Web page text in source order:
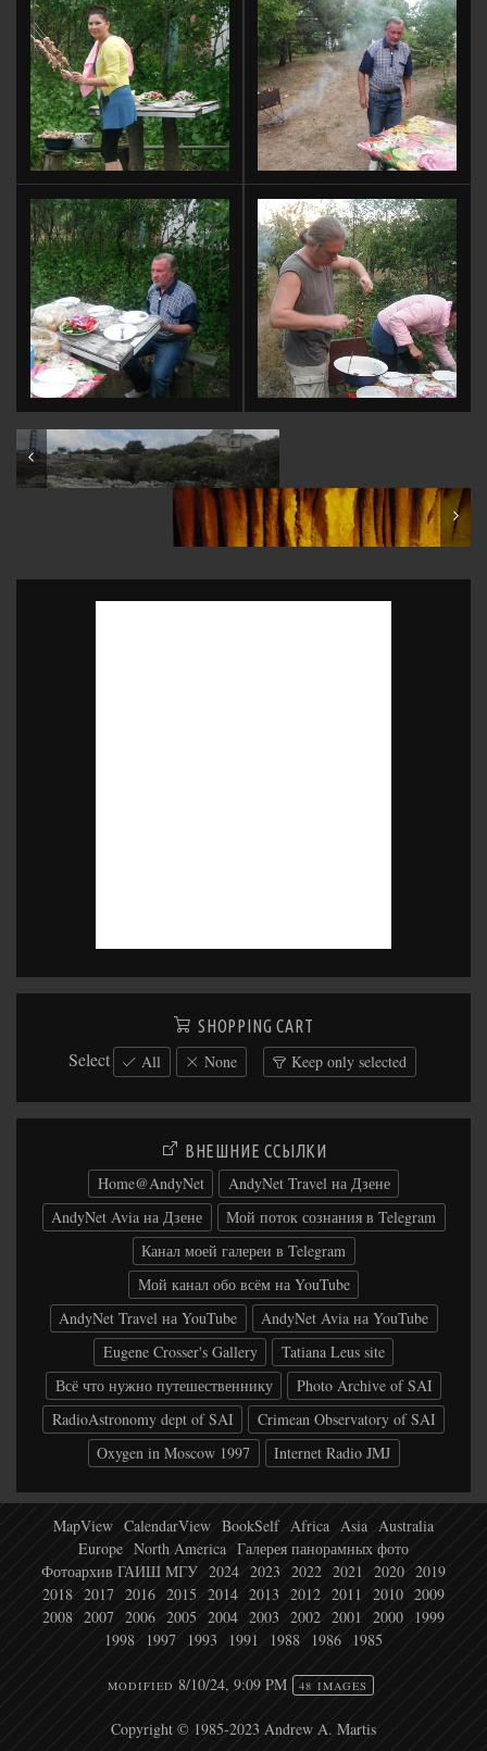
Crimea: Chersonesos Taurica
Crimea: Emine Bayır Hasar Caves
SHOPPING CART
Select All None Keep only selected
ВНЕШНИЕ ССЫЛКИ
Home@AndyNet
AndyNet Travel на Дзене
AndyNet Avia на Дзене
Мой поток сознания в Telegram
Канал моей галереи в Telegram
Мой канал обо всём на YouTube
AndyNet Travel на YouTube
AndyNet Avia на YouTube
Eugene Crosser's Gallery
Tatiana Leus site
Всё что нужно путешественнику
Photo Archive of SAI
RadioAstronomy dept of SAI
Crimean Observatory of SAI
Oxygen in Moscow 1997
Internet Radio JMJ
MapView CalendarView BookSelf Africa Asia Australia
Europe North America Галерея панорамных фото
Фотоархив ГАИШ МГУ 2024 2023 2022 2021 2020 2019
2018 2017 2016 2015 2014 2013 2012 2011 2010 2009
2008 2007 2006 2005 2004 2003 2002 2001 2000
1999
1998
1997 1993 1991 1988 1986 1985
MODIFIED 8/10/24, 9:09 PM 48 IMAGES
Copyright © 1985-2023 Andrew A. Martis